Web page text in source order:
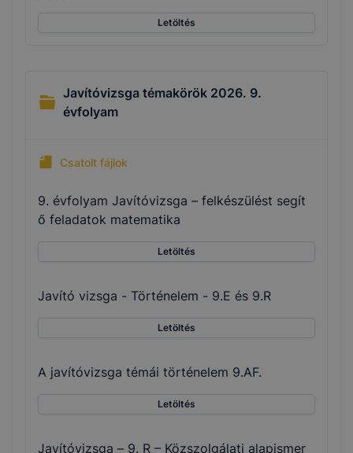
Letöltés
Javítóvizsga témakörök 2026. 9.
évfolyam
Csatolt fájlok
9. évfolyam Javítóvizsga – felkészülést segít
ő feladatok matematika
Letöltés
Javító vizsga - Történelem - 9.E és 9.R
Letöltés
A javítóvizsga témái történelem 9.AF.
Letöltés
Javítóvizsga – 9. R – Közszolgálati alapismer